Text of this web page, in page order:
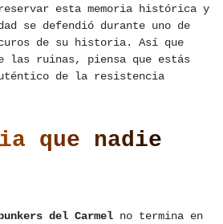
esta memoria histórica y
se defendió durante uno de
de su historia. Así que
las ruinas, piensa que estás
de la resistencia
que nadie
del Carmel no termina en